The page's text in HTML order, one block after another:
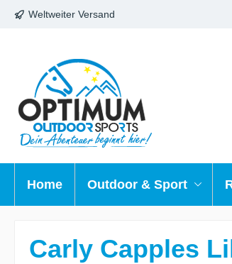
Weltweiter Versand
Home Outdoor & Sport
Carly Capples